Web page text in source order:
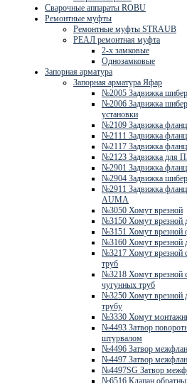
Сварочные аппараты ROBU
Ремонтные муфты
Ремонтные муфты STRAUB
РЕАЛ ремонтная муфта
2-х замковые
Однозамковые
Запорная арматура
Запорная арматура Яфар
№2005 Задвижка
№2006 Задвижка
установки
№2109 Задвижка
№2111 Задвижка
№2117 Задвижка
№2123 Задвижка для
№2901 Задвижка
№2904 Задвижка
№2911 Задвижка
AUMA
№3050 Хомут врезной
№3150 Хомут
№3151 Хомут
№3160 Хомут
№3217 Хомут
труб
№3218 Хомут врезной
чугунных труб
№3250 Хомут врезной
трубу
№3330 Хомут
№4493 Затвор
штурвалом
№4496 Затвор
№4497 Затвор
№4497SG Затвор
№6516 Клапан